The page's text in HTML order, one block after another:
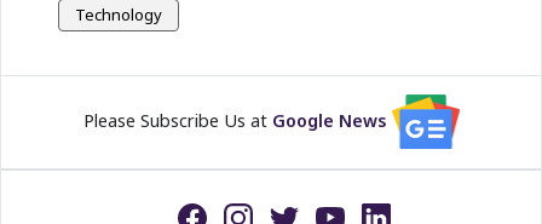
Technology
Please Subscribe Us at Google News